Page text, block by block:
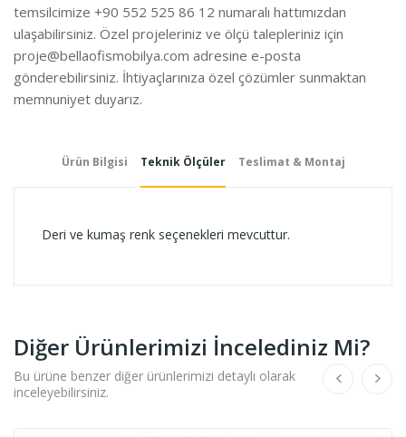
temsilcimize +90 552 525 86 12 numaralı hattımızdan
ulaşabilirsiniz. Özel projeleriniz ve ölçü talepleriniz için
proje@bellaofismobilya.com adresine e-posta
gönderebilirsiniz. İhtiyaçlarınıza özel çözümler sunmaktan
memnuniyet duyarız.
Ürün Bilgisi Teknik Ölçüler Teslimat & Montaj
Deri ve kumaş renk seçenekleri mevcuttur.
Diğer Ürünlerimizi İncelediniz Mi?
Bu ürüne benzer diğer ürünlerimizi detaylı olarak
inceleyebilirsiniz.